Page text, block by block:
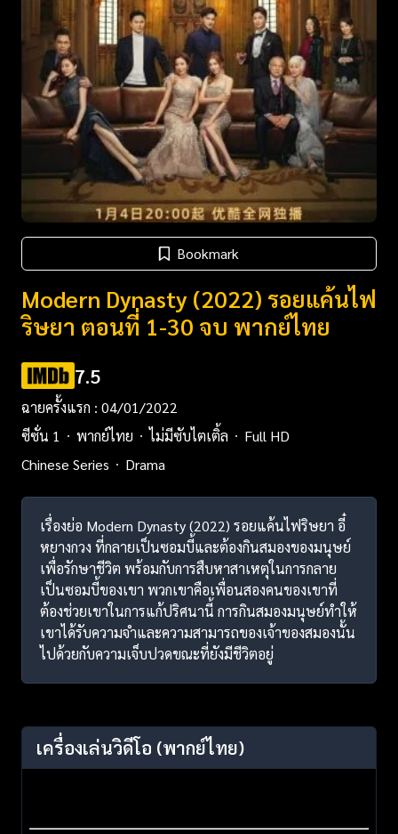
Bookmark
Modern Dynasty (2022) รอยแค้นไฟ
ริษยา ตอนที่ 1-30 จบ พากย์ไทย
7.5
ฉายครั้งแรก : 04/01/2022
ซีซั่น 1
พากย์ไทย ไม่มีซับไตเติ้ล
Full HD
Chinese Series
Drama
เรื่องย่อ Modern Dynasty (2022) รอยแค้นไฟริษยา อี๋
หยางกวง ที่กลายเป็นซอมบี้และต้องกินสมองของมนุษย์
เพื่อรักษาชีวิต พร้อมกับการสืบหาสาเหตุในการกลาย
เป็นซอมบี้ของเขา พวกเขาคือเพื่อนสองคนของเขาที่
ต้องช่วยเขาในการแก้ปริศนานี้ การกินสมองมนุษย์ทำให้
เขาได้รับความจำและความสามารถของเจ้าของสมองนั้น
ไปด้วยกับความเจ็บปวดขณะที่ยังมีชีวิตอยู่
เครื่องเล่นวิดีโอ (พากย์ไทย)